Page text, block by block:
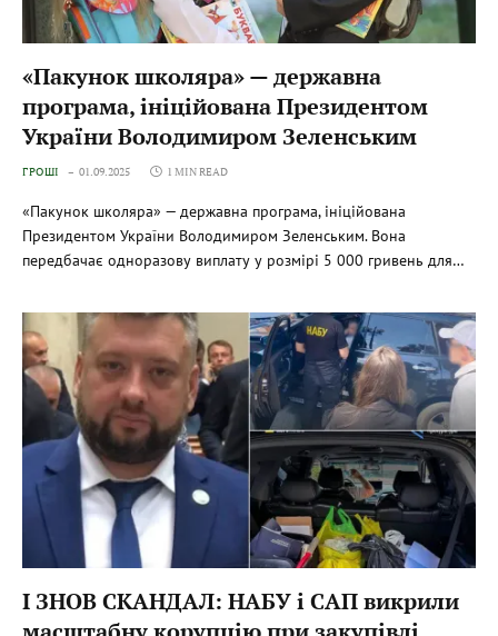
«Пакунок школяра» — державна
програма, ініційована Президентом
України Володимиром Зеленським
ГРОШІ 01.09.2025 1 MIN READ
«Пакунок школяра» — державна програма, ініційована
Президентом України Володимиром Зеленським. Вона
передбачає одноразову виплату у розмірі 5 000 гривень для…
І ЗНОВ СКАНДАЛ: НАБУ і САП викрили